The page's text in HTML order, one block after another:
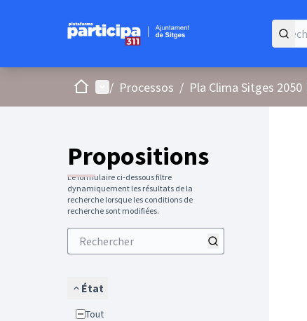
AccueilMenu principal
/ Processos / Pla Clima Sitges 2050
Propositions
Le formulaire ci-dessous filtre
dynamiquement les résultats de la
recherche lorsque les conditions de
recherche sont modifiées.
État
Tout